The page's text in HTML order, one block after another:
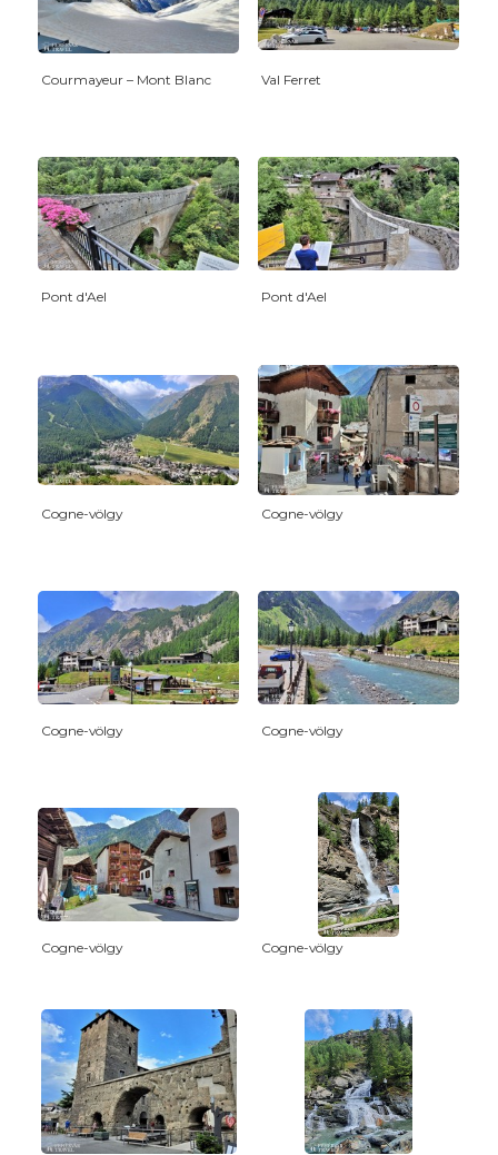
Courmayeur – Mont Blanc Val Ferret
Pont d'Ael Pont d'Ael
Cogne-völgy Cogne-völgy
Cogne-völgy Cogne-völgy
Cogne-völgy Cogne-völgy